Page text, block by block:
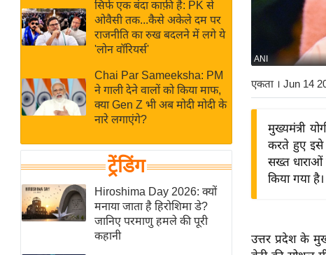
Hindi
क्रिकेट
IPL
ई-पेपर
मिसाल बेमिसाल
यंग इंडिया
साहित्य जगत
ऑटो वर्ल्ड
न्यूज ब्रीफ
सिर्फ एक बंदा काफ़ी है: PK से
ओवैसी तक...कैसे अकेले दम पर
राजनीति का रुख बदलने में लगे ये
'लोन वॉरियर्स'
Chai Par Sameeksha: PM
ने गाली देने वालों को किया माफ,
क्या Gen Z भी अब मोदी मोदी के
नारे लगाएंगे?
ट्रेंडिंग
Hiroshima Day 2026: क्यों
मनाया जाता है हिरोशिमा डे?
जानिए परमाणु हमले की पूरी
कहानी
ANI
एकता । Jun 14
मुख्यमंत्री
करते हुए इसे
सख्त धाराओं
किया गया है।
उत्तर प्रदेश के